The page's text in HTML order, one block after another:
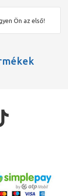
Ön az első!